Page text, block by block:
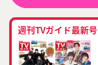
週刊TVガイド最新号